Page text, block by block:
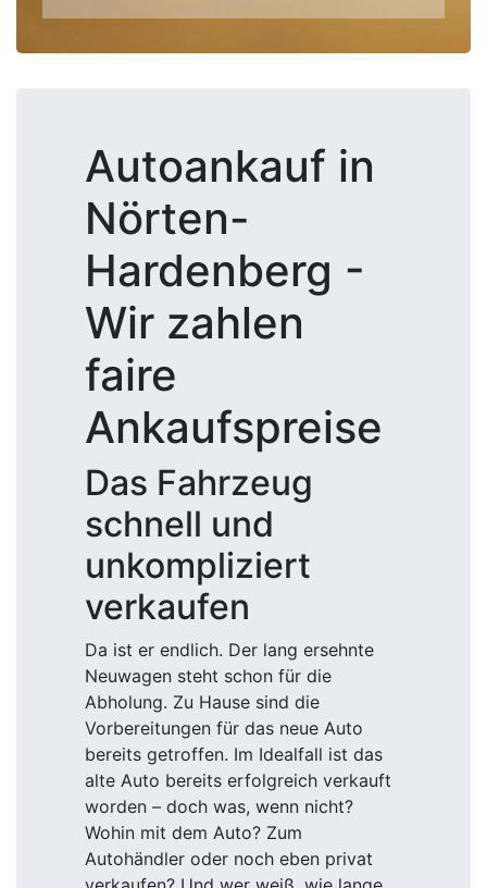
Autoankauf in
Nörten-
Hardenberg -
Wir zahlen
faire
Ankaufspreise
Das Fahrzeug
schnell und
unkompliziert
verkaufen
Da ist er endlich. Der lang ersehnte
Neuwagen steht schon für die
Abholung. Zu Hause sind die
Vorbereitungen für das neue Auto
bereits getroffen. Im Idealfall ist das
alte Auto bereits erfolgreich verkauft
worden – doch was, wenn nicht?
Wohin mit dem Auto? Zum
Autohändler oder noch eben privat